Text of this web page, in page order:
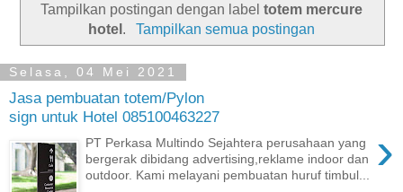
Tampilkan postingan dengan label totem mercure
hotel . Tampilkan semua postingan
Selasa, 04 Mei 2021
Jasa pembuatan totem/Pylon
sign untuk Hotel 085100463227
›
PT Perkasa Multindo Sejahtera perusahaan yang
bergerak dibidang advertising,reklame indoor dan
outdoor. Kami melayani pembuatan huruf timbul...